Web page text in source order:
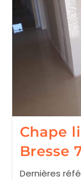
Chape
Bresse
Dernières